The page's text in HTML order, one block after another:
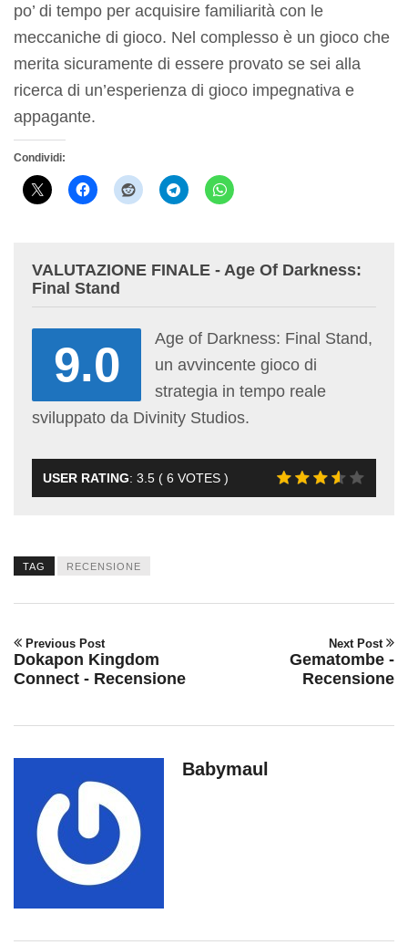
po’ di tempo per acquisire familiarità con le
meccaniche di gioco. Nel complesso è un gioco che
merita sicuramente di essere provato se sei alla
ricerca di un’esperienza di gioco impegnativa e
appagante.
Condividi:
VALUTAZIONE FINALE - Age Of Darkness:
Final Stand
9.0
Age of Darkness: Final Stand,
un avvincente gioco di
strategia in tempo reale
sviluppato da Divinity Studios.
USER RATING: 3.5 ( 6 VOTES )
TAG RECENSIONE
Previous Post
Dokapon Kingdom
Connect - Recensione
Next Post
Gematombe -
Recensione
Babymaul